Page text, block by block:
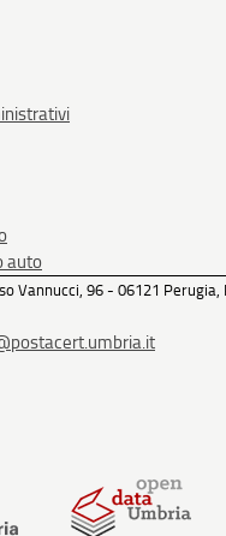
auto
Vannucci, 96 - 06121 Perugia,